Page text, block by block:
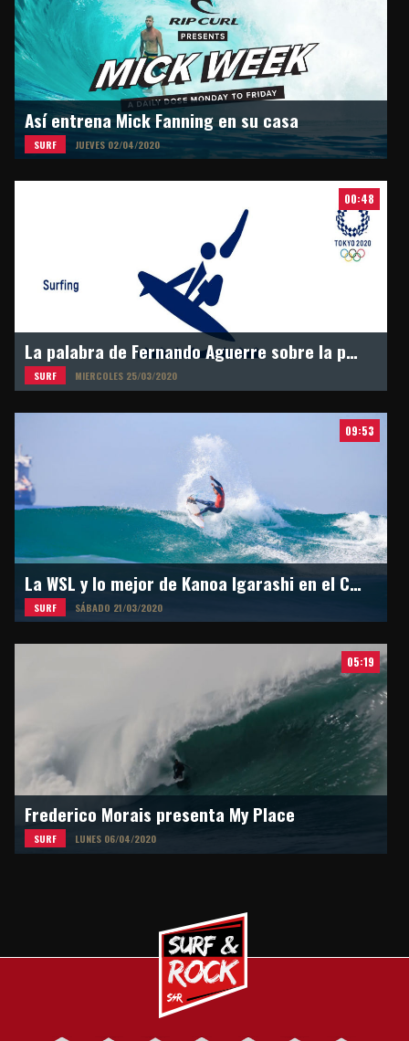
Así entrena Mick Fanning en su casa
SURF JUEVES 02/04/2020
00:48
La palabra de Fernando Aguerre sobre la postergación de los Juegos Olímpicos en Tokyo 2021
SURF MIERCOLES 25/03/2020
09:53
La WSL y lo mejor de Kanoa Igarashi en el Circuito Mundial
SURF SÁBADO 21/03/2020
05:19
Frederico Morais presenta My Place
SURF LUNES 06/04/2020